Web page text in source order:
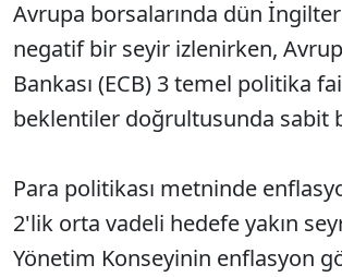
Avrupa borsalarında dün
negatif bir seyir izlenirken,
Bankası (ECB) 3 temel politika
beklentiler doğrultusunda sabit
Para politikası metninde
2'lik orta vadeli hedefe yakın
Yönetim Konseyinin enflasyon